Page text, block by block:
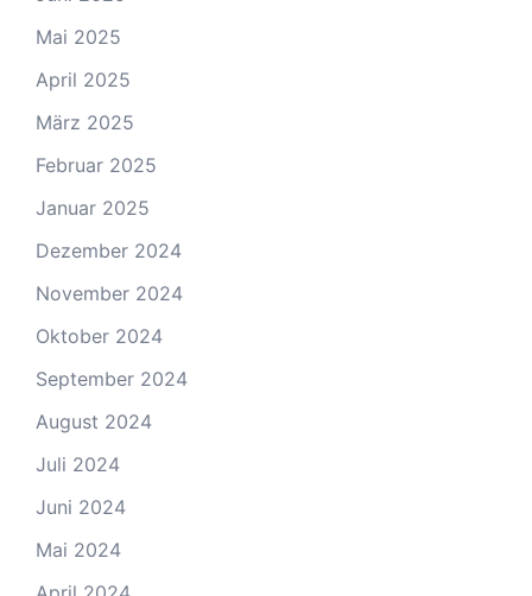
Mai 2025
April 2025
März 2025
Februar 2025
Januar 2025
Dezember 2024
November 2024
Oktober 2024
September 2024
August 2024
Juli 2024
Juni 2024
Mai 2024